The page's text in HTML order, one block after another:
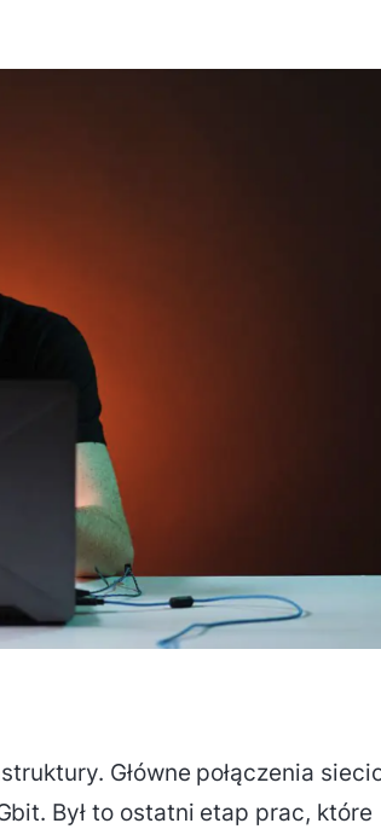
Główne połączenia
Był to ostatni etap prac, które